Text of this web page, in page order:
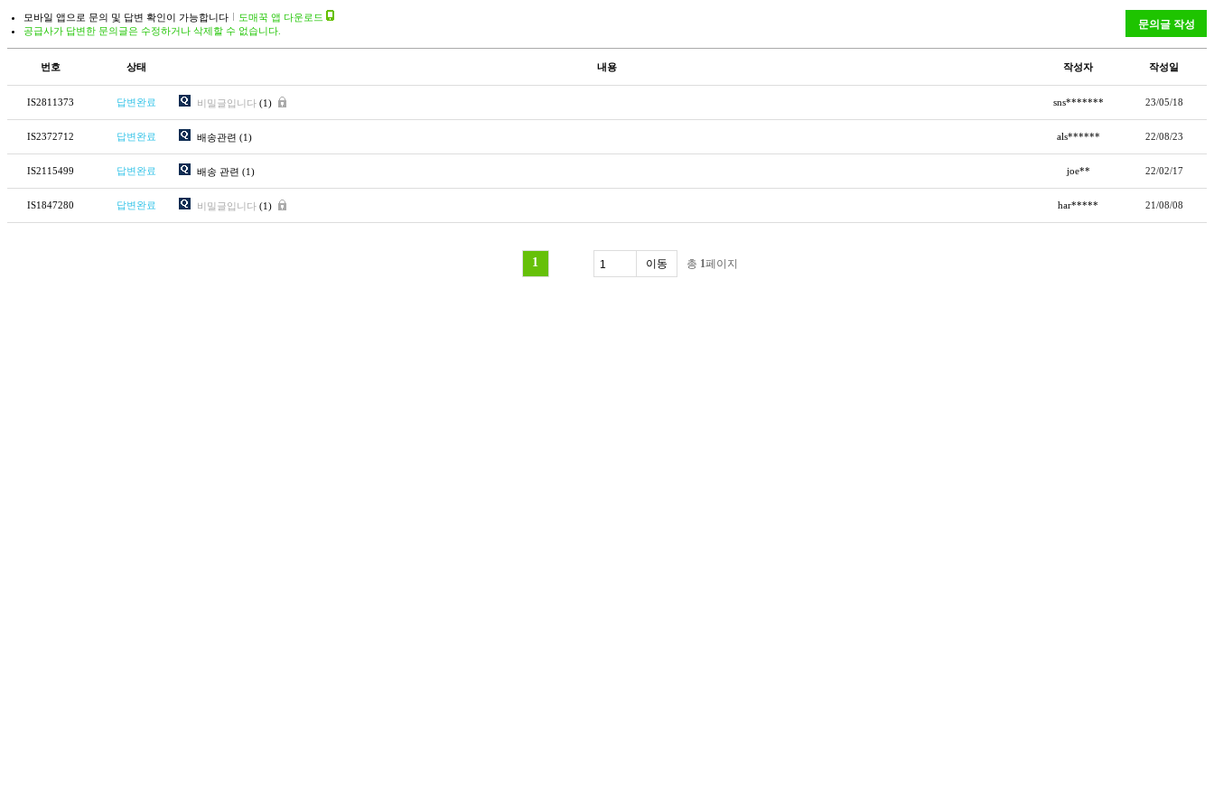
모바일 앱으로 문의 및 답변 확인이 가능합니다
도매꾹 앱 다운로드
공급사가 답변한 문의글은 수정하거나 삭제할 수 없습니다.
번호 상태 내용 작성자 작성일
IS2811373 답변완료 비밀글입니다 (1) sns******* 23/05/18
IS2372712 답변완료 배송관련 (1) als****** 22/08/23
IS2115499 답변완료 배송 관련 (1) joe** 22/02/17
IS1847280 답변완료 비밀글입니다 (1) har***** 21/08/08
1 총 1페이지